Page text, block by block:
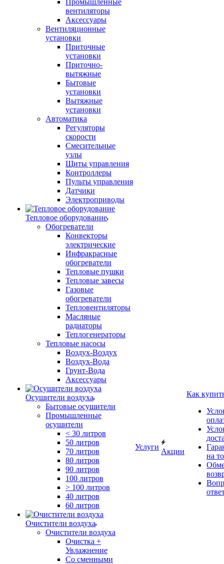
Промышленные
вентиляторы
Аксессуары
Вентиляционные
установки
Приточные
установки
Приточно-
вытяжные
Бытовые
установки
Вытяжные
установки
Автоматика
Регуляторы
скорости
Смесительные
узлы
Щиты управления
Контроллеры
Пульты управления
Датчики
Электроприводы
Тепловое оборудование
Обогреватели
Конвекторы
электрические
Инфракрасные
обогреватели
Тепловые пушки
Тепловые завесы
Газовые
обогреватели
Тепловентиляторы
Масляные
радиаторы
Теплогенераторы
Тепловые насосы
Воздух-Воздух
Воздух-Вода
Грунт-Вода
Аксессуары
Осушители воздуха
Бытовые осушители
Промышленные
осушители
< 30 литров
50 литров
70 литров
80 литров
90 литров
100 литров
> 100 литров
40 литров
60 литров
Очистители воздуха
Очистители воздуха
Очистка +
Увлажнение
Cо сменными
Услуги
Акции
Как
на